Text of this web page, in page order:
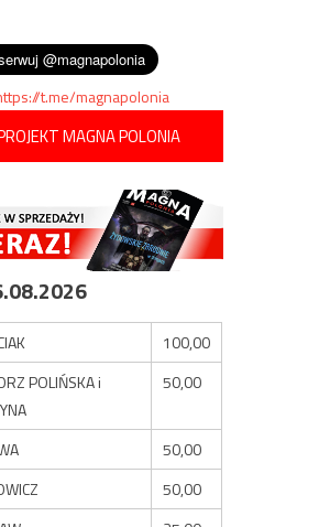
t.me/magnapolonia
MAGNA POLONIA
100,00
POLIŃSKA i
50,00
50,00
50,00